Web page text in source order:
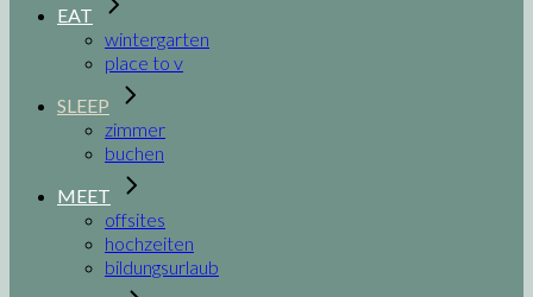
EAT
wintergarten
place to v
SLEEP
zimmer
buchen
MEET
offsites
hochzeiten
bildungsurlaub